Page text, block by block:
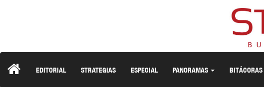
EDITORIAL STRATEGIAS ESPECIAL PANORAMAS BITÁCORAS